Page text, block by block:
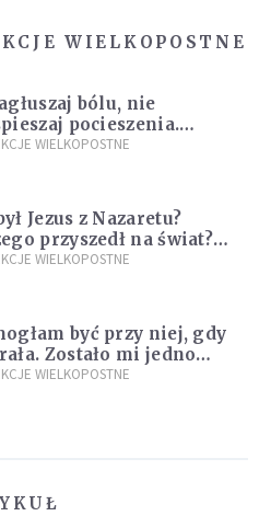
WIELKOPOSTNE
bólu, nie
pocieszenia.
ciszę zamiast rzucać się
WIELKOPOSTNE
Jezus z Nazaretu?
przyszedł na świat?
umarł?
WIELKOPOSTNE
być przy niej, gdy
Zostało mi jedno
[Siedem Boleści]
WIELKOPOSTNE